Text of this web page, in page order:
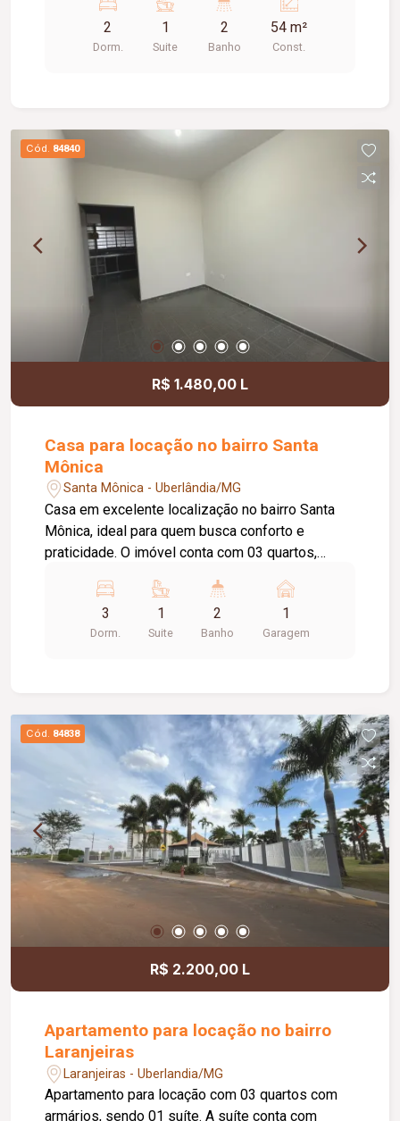
área de serviço, 01 banheiro social e 02 vagas de
estacionamento.
2
Dorm.
1
Suite
2
Banho
54 m²
Const.
Cód. 84840
R$ 1.480,00 L
Casa para locação no bairro Santa
Mônica
Santa Mônica - Uberlândia/MG
Casa em excelente localização no bairro Santa
Mônica, ideal para quem busca conforto e
praticidade. O imóvel conta com 03 quartos,
aconchegante e cozinha equipada com armário
sob a pia. Possui ainda área de lavanderia e 01
vaga de garagem coberta. Ótima opção para
3
Dorm.
1
Suite
2
Banho
1
Garagem
Cód. 84838
R$ 2.200,00 L
Apartamento para locação no bairro
Laranjeiras
Laranjeiras - Uberlandia/MG
Apartamento para locação com 03 quartos com
armários, sendo 01 suíte. A suíte conta com